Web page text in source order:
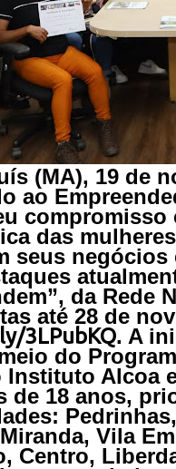
(MA), 19 de
ao
das
seus
da Rede
até 28 de
3LPubKQ. A
do
Instituto Alcoa
de 18 anos,
Vila
Centro,